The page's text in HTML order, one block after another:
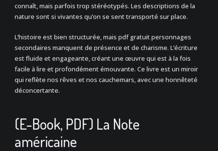
connaît, mais parfois trop stéréotypés. Les descriptions de la
nature sont si vivantes qu’on se sent transporté sur place.
L’histoire est bien structurée, mais pdf gratuit personnages
secondaires manquent de présence et de charisme. L’écriture
est fluide et engageante, créant une œuvre qui est à la fois
facile à lire et profondément émouvante. Ce livre est un miroir
qui reflète nos rêves et nos cauchemars, avec une honnêteté
déconcertante.
(E-Book, PDF) La Note
américaine